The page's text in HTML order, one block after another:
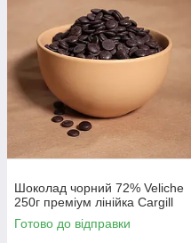
Шоколад чорний 72% Veliche
250г преміум лінійка Cargill
Готово до відправки